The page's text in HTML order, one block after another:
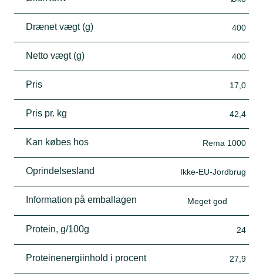
Drænet vægt (g) 400
Netto vægt (g) 400
Pris 17,0
Pris pr. kg 42,4
Kan købes hos Rema 1000
Oprindelsesland Ikke-EU-Jordbrug
Information på emballagen Meget god
Protein, g/100g 24
Proteinenergiinhold i procent 27,9